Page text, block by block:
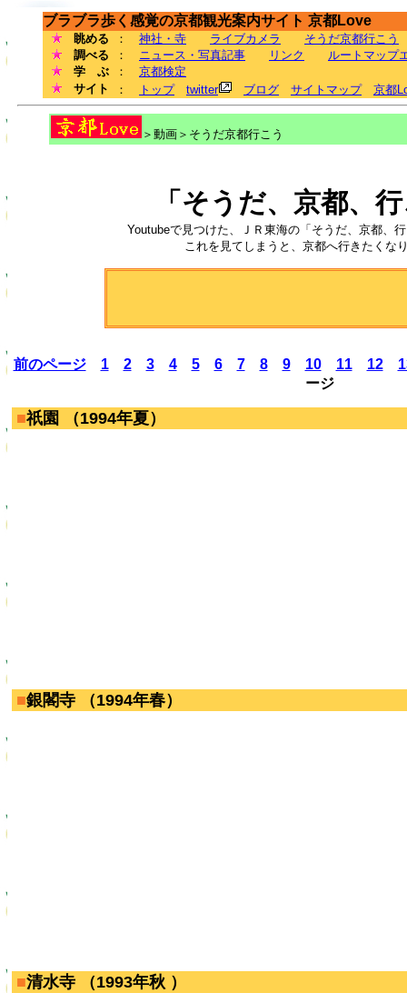
ブラブラ歩く感覚の京都観光案内サイト 京都Love
眺める ： 神社・寺 ライブカメラ
そうだ京都行こう
調べる
： ニュース・写真記事 リンク
ルートマップ
学 ぶ
： 京都検定
サイト
： トップ twitter ブログ サイトマップ 京都
＞動画＞そうだ京都行こう
「そうだ、京都、
Youtubeで見つけた、ＪＲ東海の「そうだ、京都、
これを見てしまうと、京都へ行きたくな
前のページ 1 2 3 4 5 6 7 8 9 10 11 12
ージ
■祇園 （1994年夏）
■銀閣寺 （1994年春）
■清水寺 （1993年秋 ）